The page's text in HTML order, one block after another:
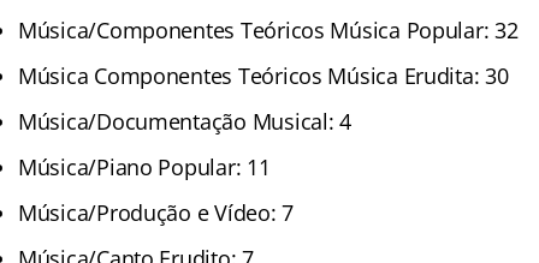
Música/Componentes Teóricos Música Popular: 32
Música Componentes Teóricos Música Erudita: 30
Música/Documentação Musical: 4
Música/Piano Popular: 11
Música/Produção e Vídeo: 7